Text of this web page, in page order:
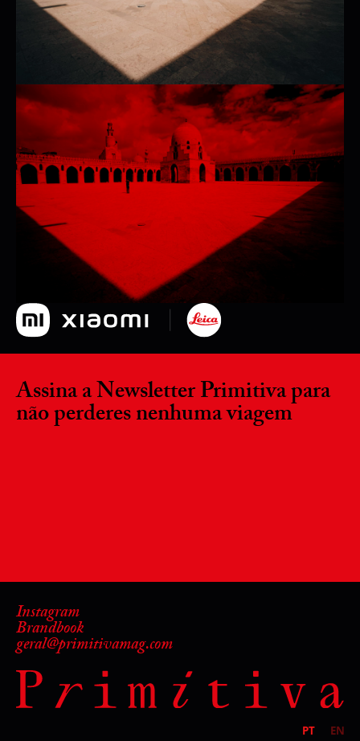
Assina a Newsletter Primitiva para
não perderes nenhuma viagem
Instagram
Brandbook
geral@primitivamag.com
PT EN